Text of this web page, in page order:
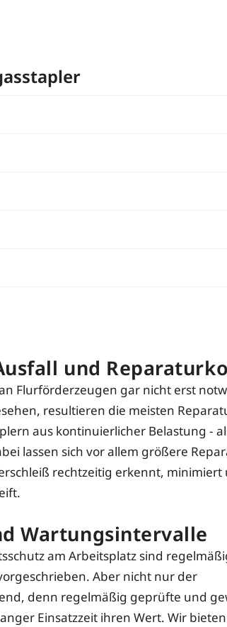
und
Flurförderzeugen gar nicht erst
resultieren die meisten
aus kontinuierlicher Belastung -
lassen sich vor allem größere
rechtzeitig erkennt, minimiert
Wartungsintervalle
am Arbeitsplatz sind
Aber nicht nur der
denn regelmäßig geprüfte und
Einsatzzeit ihren Wert. Wir